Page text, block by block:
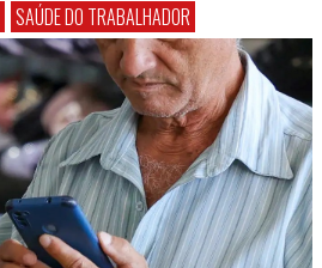
SAÚDE DO TRABALHADOR